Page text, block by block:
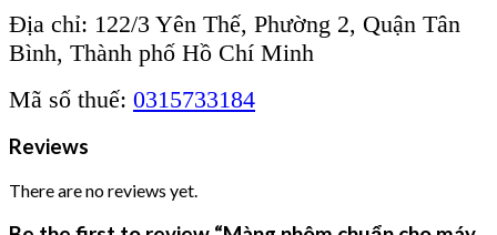
Địa chỉ: 122/3 Yên Thế, Phường 2, Quận Tân
Bình, Thành phố Hồ Chí Minh
Mã số thuế: 0315733184
Reviews
There are no reviews yet.